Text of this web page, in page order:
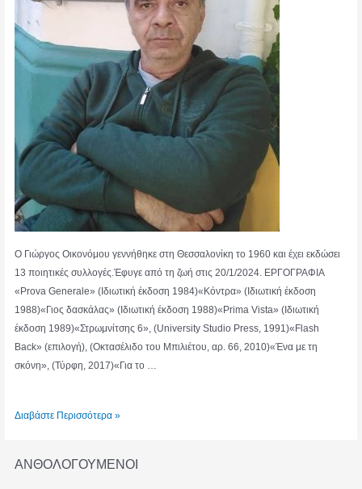
Ο Γιώργος Οικονόμου γεννήθηκε στη Θεσσαλονίκη το 1960 και έχει εκδώσει
13 ποιητικές συλλογές.Έφυγε από τη ζωή στις 20/1/2024. ΕΡΓΟΓΡΑΦΙΑ
«Prova Generale» (Ιδιωτική έκδοση 1984)«Κόντρα» (Ιδιωτική έκδοση
1988)«Γιος δασκάλας» (Ιδιωτική έκδοση 1988)«Prima Vista» (Ιδιωτική
έκδοση 1989)«Στρωμνίτσης 6», (University Studio Press, 1991)«Flash
Back» (επιλογή), (Οκτασέλιδο του Μπιλιέτου, αρ. 66, 2010)«Ένα με τη
σκόνη», (Τύρφη, 2017)«Για το …
ΓΙΩΡΓΟΣ
Διαβάστε Περισσότερα »
ΑΝΘΟΛΟΓΟΥΜΕΝΟΙ